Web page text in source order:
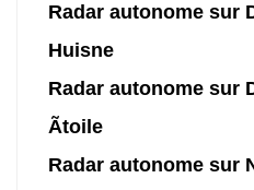
Radar autonome sur
Huisne
Radar autonome sur
Ãtoile
Radar autonome sur